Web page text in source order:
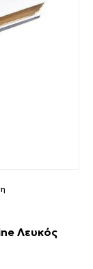
Λευκός